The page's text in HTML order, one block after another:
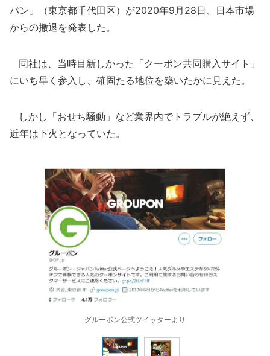
パン」（東京都千代田区）が2020年9月28日、日本市場
からの撤退を発表した。
同社は、当時目新しかった「クーポン共同購入サイト」
にいち早く参入し、確固たる地位を築いたかに見えた。
しかし「おせち騒動」など業界内でトラブルが絶えず、
近年は下火となっていた。
グルーポン公式ツイッターより